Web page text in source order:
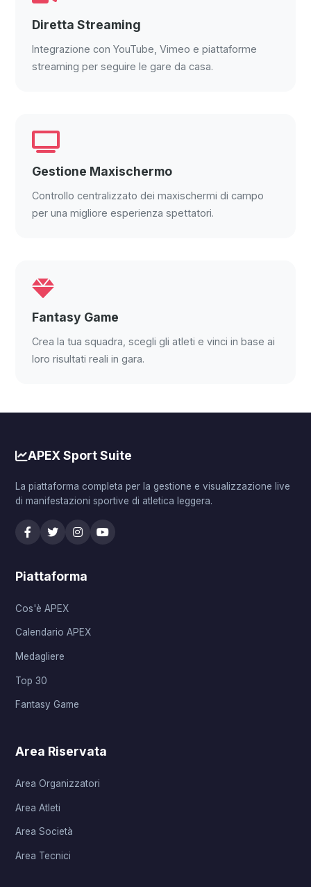
Diretta Streaming
Integrazione con YouTube, Vimeo e piattaforme
streaming per seguire le gare da casa.
Gestione Maxischermo
Controllo centralizzato dei maxischermi di campo
per una migliore esperienza spettatori.
Fantasy Game
Crea la tua squadra, scegli gli atleti e vinci in base ai
loro risultati reali in gara.
APEX Sport Suite
La piattaforma completa per la gestione e visualizzazione live
di manifestazioni sportive di atletica leggera.
Piattaforma
Cos'è APEX
Calendario APEX
Medagliere
Top 30
Fantasy Game
Area Riservata
Area Organizzatori
Area Atleti
Area Società
Area Tecnici